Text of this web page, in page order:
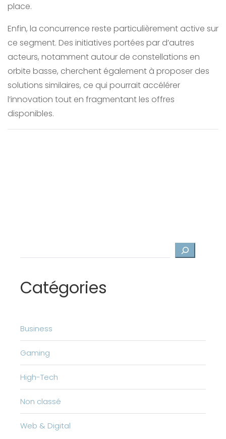
place.
Enfin, la concurrence reste particulièrement active sur
ce segment. Des initiatives portées par d’autres
acteurs, notamment autour de constellations en
orbite basse, cherchent également à proposer des
solutions similaires, ce qui pourrait accélérer
l’innovation tout en fragmentant les offres
disponibles.
Catégories
Business
Gaming
High-Tech
Non classé
Web & Digital